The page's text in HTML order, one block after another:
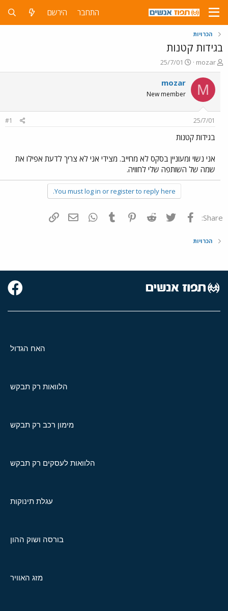
התחבר הירשם
הכרויות
בגידות קטנות
פ
ו
ת
ח
ה
ש
א
mozar
פ
ו
ר
ם
ר
25/7/01
M
mozar
New member
25/7/01
#1
בגידות קטנות
אני נשוי ומעוניין בסקס לא מחייב. מצידי אני לא צריך לדעת אפילו את
שמה של השותפה שלי לחוויה.
You must log in or register to reply here.
Share: פייסבוק Twitter
Reddit
Pinterest
Tumblr
WhatsAppדואר אלקטרוני
הכרויות
האח הגדול
הלוואות רק תבקש
מימון רכב רק תבקש
הלוואות לעסקים רק תבקש
עגלת תינוקות
בורסה ושוק ההון
מזג האוויר